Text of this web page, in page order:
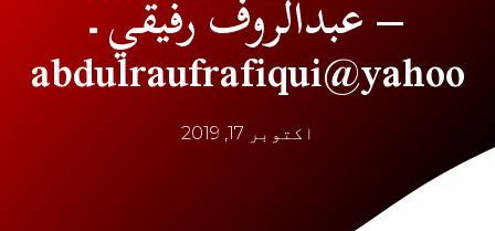
– عبدالروف رفيقي ـ
abdulraufrafiqui@yahoo
اکتوبر 17, 2019